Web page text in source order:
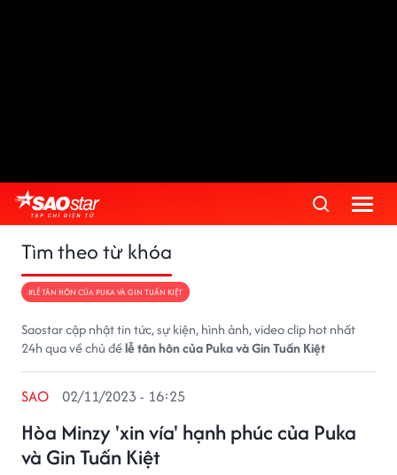
Tìm theo từ khóa
#LỄ TÂN HÔN CỦA PUKA VÀ GIN TUẤN KIỆT
Saostar cập nhật tin tức, sự kiện, hình ảnh, video clip hot nhất
24h qua về chủ đềlễ tân hôn của Puka và Gin Tuấn Kiệt
Hòa Minzy 'xin vía' hạnh phúc của Puka
và Gin Tuấn Kiệt
SAO 02/11/2023 - 16:25